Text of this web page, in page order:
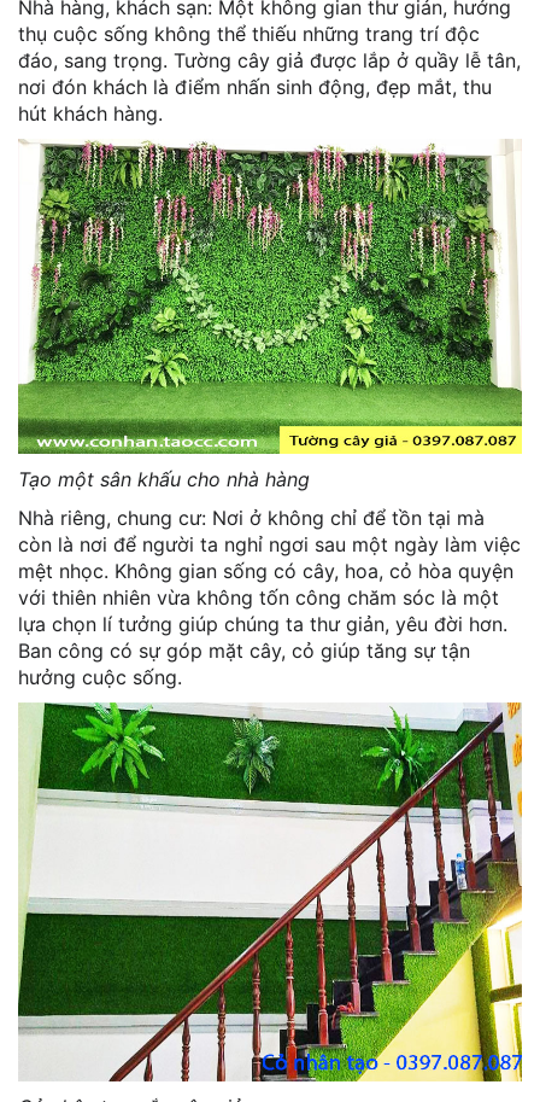
Nhà hàng, khách sạn: Một không gian thư giản, hưởng
thụ cuộc sống không thể thiếu những trang trí độc
đáo, sang trọng. Tường cây giả được lắp ở quầy lễ tân,
nơi đón khách là điểm nhấn sinh động, đẹp mắt, thu
hút khách hàng.
Tạo một sân khấu cho nhà hàng
Nhà riêng, chung cư: Nơi ở không chỉ để tồn tại mà
còn là nơi để người ta nghỉ ngơi sau một ngày làm việc
mệt nhọc. Không gian sống có cây, hoa, cỏ hòa quyện
với thiên nhiên vừa không tốn công chăm sóc là một
lựa chọn lí tưởng giúp chúng ta thư giản, yêu đời hơn.
Ban công có sự góp mặt cây, cỏ giúp tăng sự tận
hưởng cuộc sống.